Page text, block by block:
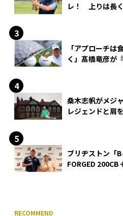
レ！ 上りは長
「アプローチは
く」髙橋竜彦が
桑木志帆がメジ
レジェンドと肩
ブリヂストン「
FORGED